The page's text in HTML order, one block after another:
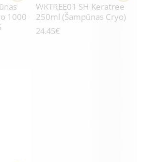
1000
WKTREE01 SH Keratree
250ml (Šampūnas Cryo)
24.45€